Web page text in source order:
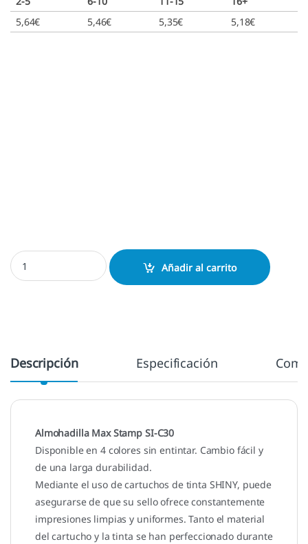
5,64€ 5,46€ 5,35€ 5,18€
Almohadilla Max Stamp SI-C30 cantidad
Añadir al carrito
Descripción Especificación
Almohadilla Max Stamp SI-C30
Disponible en 4 colores sin entintar. Cambio fácil y
de una larga durabilidad.
Mediante el uso de cartuchos de tinta SHINY, puede
asegurarse de que su sello ofrece constantemente
impresiones limpias y uniformes. Tanto el material
del cartucho y la tinta se han perfeccionado durante